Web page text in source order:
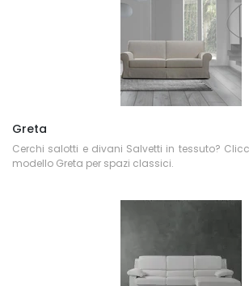
Greta
Cerchi salotti e divani Salvetti in tessuto?
modello Greta per spazi classici.